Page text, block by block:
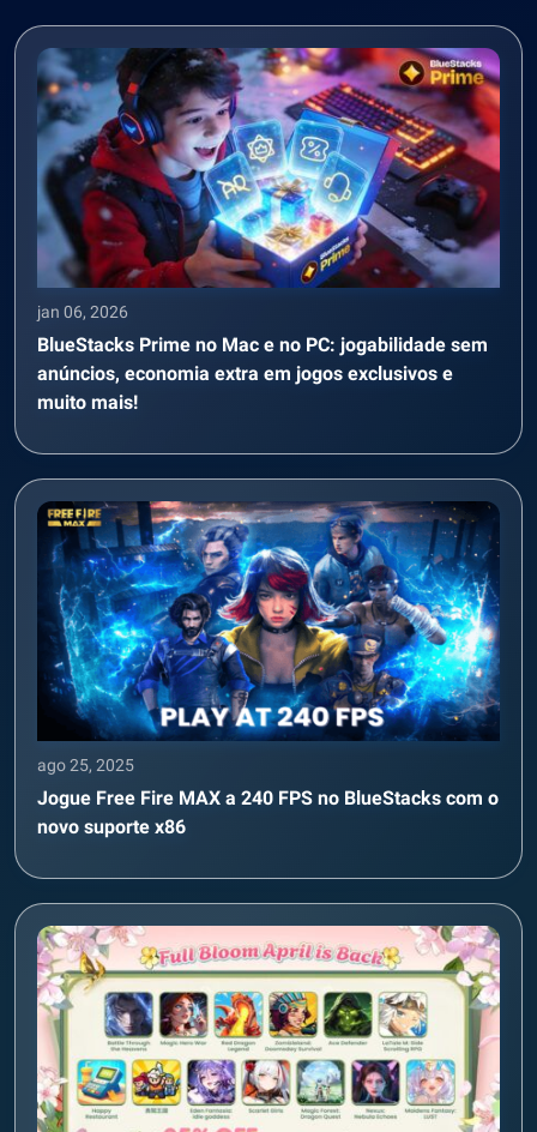
jan 06, 2026
BlueStacks Prime no Mac e no PC: jogabilidade sem
anúncios, economia extra em jogos exclusivos e
muito mais!
ago 25, 2025
Jogue Free Fire MAX a 240 FPS no BlueStacks com o
novo suporte x86